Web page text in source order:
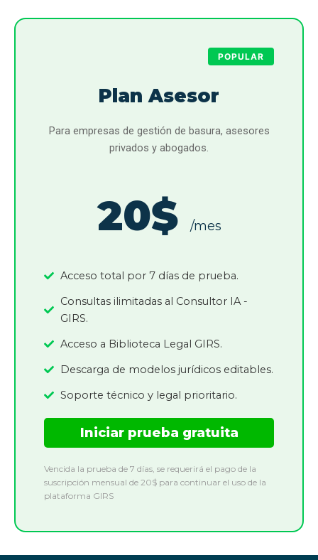
POPULAR
Plan Asesor
Para empresas de gestión de basura, asesores
privados y abogados.
20$ /mes
Acceso total por 7 días de prueba.
Consultas ilimitadas al Consultor IA -
GIRS.
Acceso a Biblioteca Legal GIRS.
Descarga de modelos jurídicos editables.
Soporte técnico y legal prioritario.
Iniciar prueba gratuita
Vencida la prueba de 7 días, se requerirá el pago de la
suscripción mensual de 20$ para continuar el uso de la
plataforma GIRS